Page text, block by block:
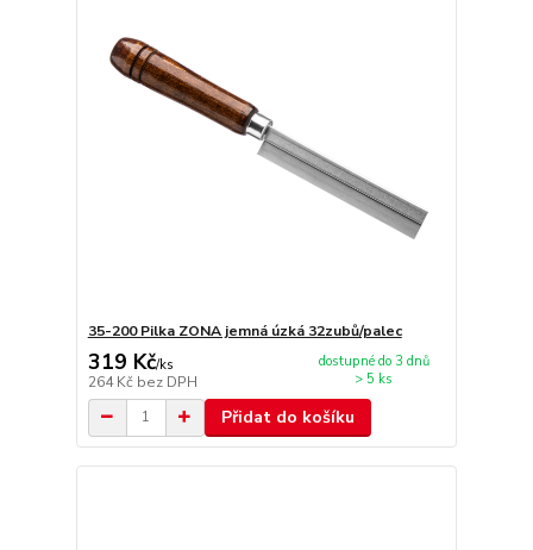
35-200 Pilka ZONA jemná úzká 32zubů/palec
319 Kč/ks
264 Kč bez DPH
dostupné do 3 dnů
> 5 ks
Přidat do košíku